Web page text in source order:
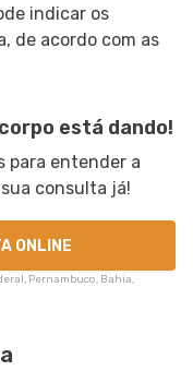
indicar os
de acordo com as
está dando!
para entender a
consulta já!
ONLINE
Pernambuco, Bahia,